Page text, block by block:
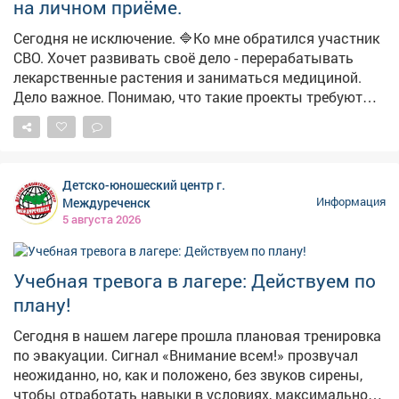
адресам. Проверены АДПИ в семьях с детьми-
инвалидами и неблагополучных семьях. Обследованы
подвалы-укрытия на пр. Пионерском и ул. Ермакова.
📍 Заводской район - проверены места проживания
неблагополучных семей в 13 микрорайоне, а также
АДПИ в коммунальном секторе на ул. 40 лет ВЛКСМ и
Климасенко. 📍 Орджоникидзевский район -
Шахтеров. С жильцами провели беседы и вручили
памятки с правилами пожарной безопасности. Работа
продолжается! 🚨 Напоминаем: при обнаружении
пожара звоните 112! Берегите себя и своих близких!
на личном приёме.
Сегодня не исключение. 🔷Ко мне обратился участник
СВО. Хочет развивать своё дело - перерабатывать
лекарственные растения и заниматься медициной.
Дело важное. Понимаю, что такие проекты требуют
времени и средств. Но первый шаг уже сделан -
проконсультировали по мерам поддержки для
Подрядчик отказался устранять недостатки по
гарантии. В таких случаях - только суд. Поможем с
консультацией, но решение за ними. Записаться на
17:00, по телефону: 32-16-75.
Детско-юношеский центр г.
Междуреченск
5 августа 2026
Информация
Учебная тревога в лагере: Действуем по
плану!
Сегодня в нашем лагере прошла плановая тренировка
по эвакуации. Сигнал «Внимание всем!» прозвучал
неожиданно, но, как и положено, без звуков сирены,
чтобы отработать навыки в условиях, максимально